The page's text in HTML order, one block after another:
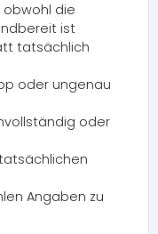
obwohl die
ist
tatsächlich
oder ungenau
oder
Angaben zu